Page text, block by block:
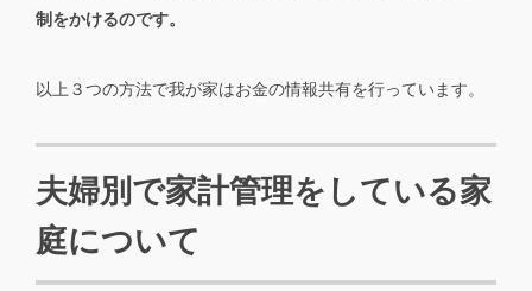
制をかけるのです。
以上３つの方法で我が家はお金の情報共有を行っています。
夫婦別で家計管理をしている家
庭について